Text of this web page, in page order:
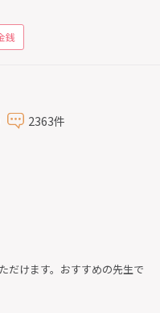
銭
2363件
だけます。おすすめの先生で